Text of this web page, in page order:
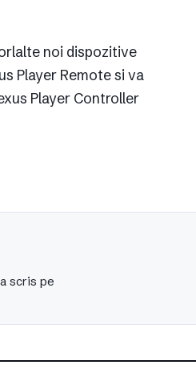
noi dispozitive
Player Remote si va
Player Controller
scris pe